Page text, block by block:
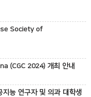
Society of
(CGC 2024) 개최 안내
능 연구자 및 의과 대학생